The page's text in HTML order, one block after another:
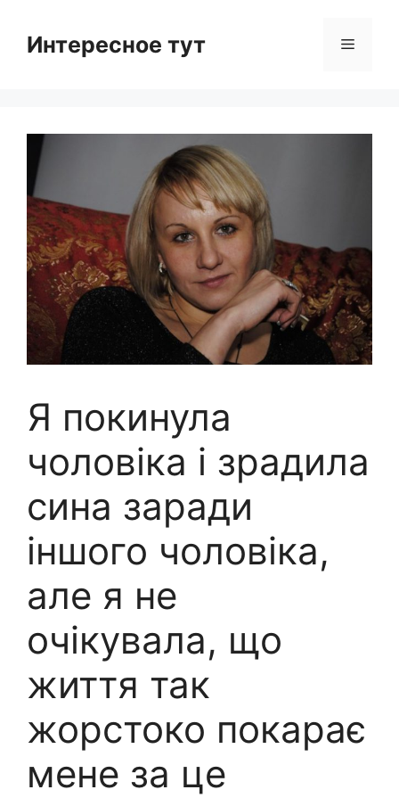
contentИнтересное тут Menu
Я покинула
чоловіка і зрадила
сина заради
іншого чоловіка,
але я не
очікувала, що
життя так
жорстоко покарає
мене за це